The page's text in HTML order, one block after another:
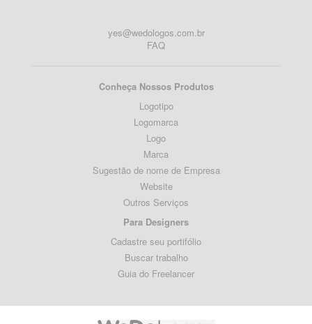
yes@wedologos.com.br
FAQ
Conheça Nossos Produtos
Logotipo
Logomarca
Logo
Marca
Sugestão de nome de Empresa
Website
Outros Serviços
Para Designers
Cadastre seu portifólio
Buscar trabalho
Guia do Freelancer